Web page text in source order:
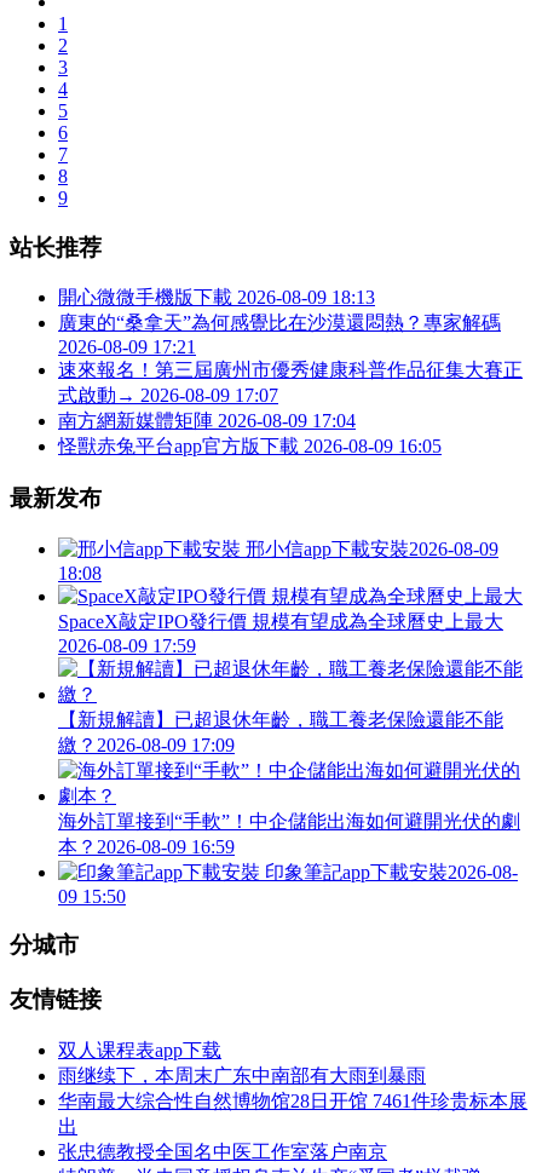
1
2
3
4
5
6
7
8
9
站长推荐
開心微微手機版下載 2026-08-09 18:13
廣東的“桑拿天”為何感覺比在沙漠還悶熱？專家解碼
2026-08-09 17:21
速來報名！第三屆廣州市優秀健康科普作品征集大賽正
式啟動→ 2026-08-09 17:07
南方網新媒體矩陣 2026-08-09 17:04
怪獸赤兔平台app官方版下載 2026-08-09 16:05
最新发布
邢小信app下載安裝2026-08-09
18:08
SpaceX敲定IPO發行價 規模有望成為全球曆史上最大
2026-08-09 17:59
【新規解讀】已超退休年齡，職工養老保險還能不能
繳？ 2026-08-09 17:09
海外訂單接到“手軟”！中企儲能出海如何避開光伏的劇
本？ 2026-08-09 16:59
印象筆記app下載安裝2026-08-
09 15:50
分城市
友情链接
双人课程表app下载
雨继续下，本周末广东中南部有大雨到暴雨
华南最大综合性自然博物馆28日开馆 7461件珍贵标本展
出
张忠德教授全国名中医工作室落户南京